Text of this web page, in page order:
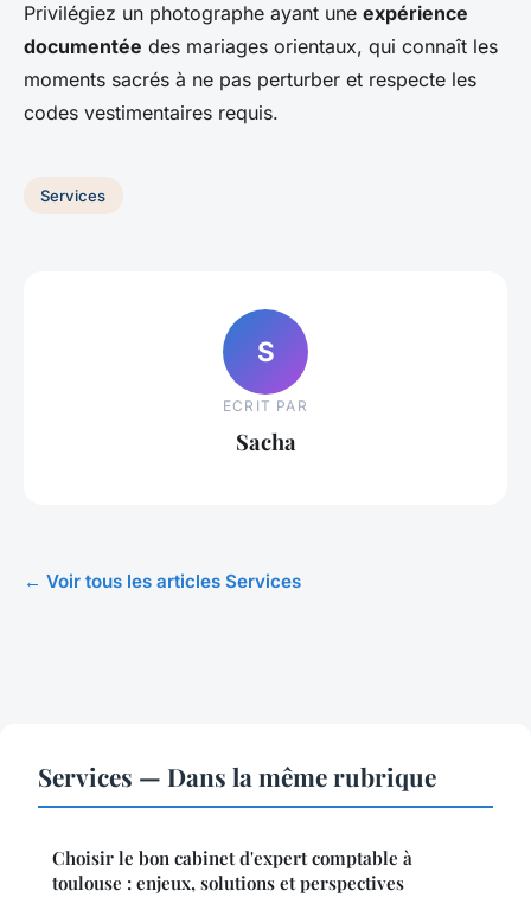
Privilégiez un photographe ayant une expérience
documentée des mariages orientaux, qui connaît les
moments sacrés à ne pas perturber et respecte les
codes vestimentaires requis.
Services
S
ECRIT PAR
Sacha
← Voir tous les articles Services
Services — Dans la même rubrique
Choisir le bon cabinet d'expert comptable à
toulouse : enjeux, solutions et perspectives